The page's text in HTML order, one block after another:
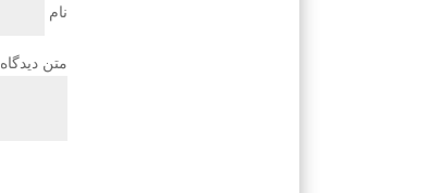
نام
متن دیدگاه